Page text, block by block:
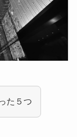
た５つ